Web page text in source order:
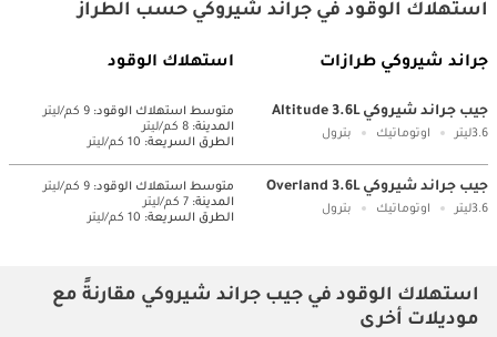
استهلاك الوقود في جراند شيروكي حسب الطراز
جراند شيروكي طرازات استهلاك الوقود
جيب جراند شيروكي Altitude 3.6L
3.6ليتر اوتوماتيك بترول
متوسط ​​استهلاك الوقود: 9 كم/ليتر
المدينة: 8 كم/ليتر
الطرق السريعة: 10 كم/ليتر
جيب جراند شيروكي Overland 3.6L
3.6ليتر اوتوماتيك بترول
متوسط ​​استهلاك الوقود: 9 كم/ليتر
المدينة: 7 كم/ليتر
الطرق السريعة: 10 كم/ليتر
استهلاك الوقود في جيب جراند شيروكي مقارنةً مع
موديلات أخرى